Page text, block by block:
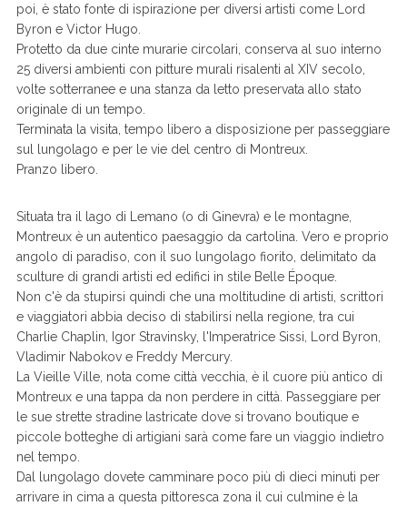
poi, è stato fonte di ispirazione per diversi artisti come Lord
Byron e Victor Hugo.
Protetto da due cinte murarie circolari, conserva al suo interno
25 diversi ambienti con pitture murali risalenti al XIV secolo,
volte sotterranee e una stanza da letto preservata allo stato
originale di un tempo.
Terminata la visita, tempo libero a disposizione per passeggiare
sul lungolago e per le vie del centro di Montreux.
Pranzo libero.
Situata tra il lago di Lemano (o di Ginevra) e le montagne,
Montreux è un autentico paesaggio da cartolina. Vero e proprio
angolo di paradiso, con il suo lungolago fiorito, delimitato da
sculture di grandi artisti ed edifici in stile Belle Époque.
Non c'è da stupirsi quindi che una moltitudine di artisti, scrittori
e viaggiatori abbia deciso di stabilirsi nella regione, tra cui
Charlie Chaplin, Igor Stravinsky, l'Imperatrice Sissi, Lord Byron,
Vladimir Nabokov e Freddy Mercury.
La Vieille Ville, nota come città vecchia, è il cuore più antico di
Montreux e una tappa da non perdere in città. Passeggiare per
le sue strette stradine lastricate dove si trovano boutique e
piccole botteghe di artigiani sarà come fare un viaggio indietro
nel tempo.
Dal lungolago dovete camminare poco più di dieci minuti per
arrivare in cima a questa pittoresca zona il cui culmine è la